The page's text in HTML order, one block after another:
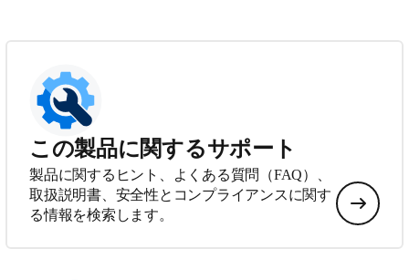
この製品に関するサポート
製品に関するヒント、よくある質問（FAQ）、
取扱説明書、安全性とコンプライアンスに関す
る情報を検索します。